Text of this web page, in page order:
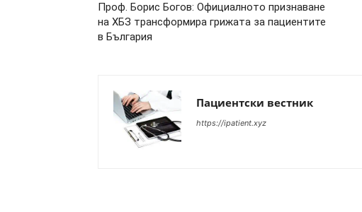
Проф. Борис Богов: Официалното признаване
на ХБЗ трансформира грижата за пациентите
в България
Пациентски вестник
https://ipatient.xyz